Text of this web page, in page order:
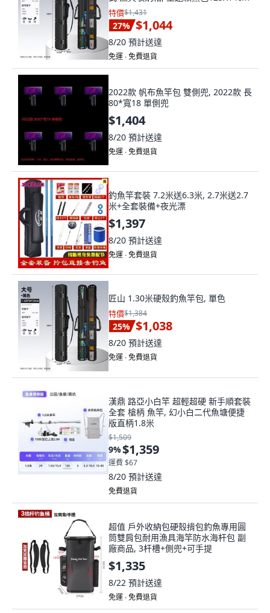
特價$1,431
27% $1,044
8/20 預計送達
免運 ∙ 免費退貨
2022款 帆布魚竿包 雙側兜, 2022款 長
80*寬18 單側兜
$1,404
8/20 預計送達
免運 ∙ 免費退貨
釣魚竿套裝 7.2米送6.3米, 2.7米送2.7
米+全套裝備+夜光漂
$1,397
8/20 預計送達
免運 ∙ 免費退貨
匠山 1.30米硬殼釣魚竿包, 單色
特價$1,384
25% $1,038
8/20 預計送達
免運 ∙ 免費退貨
漢鼎 路亞小白竿 超輕超硬 新手順套裝
全套 槍柄 魚竿, 幻小白二代魚塘便捷
版直柄1.8米
$1,509
9%$1,359
運費 $67
8/20 預計送達
免費退貨
超值 戶外收納包硬殼揹包釣魚專用圓
筒雙肩包耐用漁具海竿防水海杆包 副
廠商品, 3杆槽+側兜+可手提
$1,335
8/22 預計送達
免運 ∙ 免費退貨